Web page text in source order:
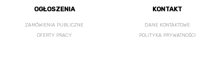
OGŁOSZENIA
ZAMÓWIENIA PUBLICZNE
OFERTY PRACY
KONTAKT
DANE KONTAKTOWE
POLITYKA PRYWATNOŚCI